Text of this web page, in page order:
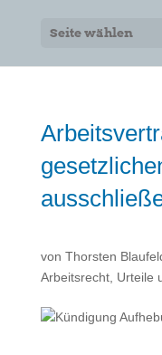
Seite wählen
von Thorsten
Arbeitsrecht, Urteile